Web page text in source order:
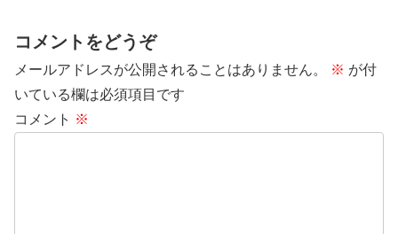
コメントをどうぞ
メールアドレスが公開されることはありません。 ※ が付
いている欄は必須項目です
コメント ※